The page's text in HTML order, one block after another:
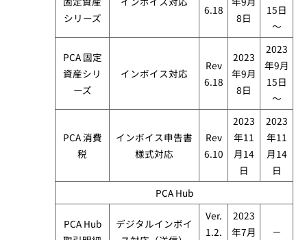
シリーズ​
6.18
8日
15日
～
PCA 固定
資産シリ
ーズ​
インボイス対応​
Rev
6.18
2023
年9月
8日
2023
年9月
15日
～
PCA 消費
税​
インボイス申告書
様式対応​
Rev
6.10
2023
年11
月14
日
2023
年11
月14
日
PCA Hub​
PCA Hub
デジタルインボイ
Ver.
1.2.
2023
年7月
－